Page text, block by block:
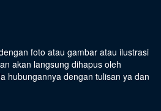
foto atau gambar atau ilustrasi
akan langsung dihapus oleh
hubungannya dengan tulisan ya dan